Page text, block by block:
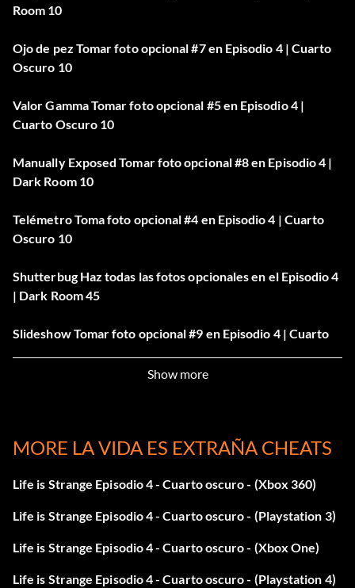
Room 10
Ojo de pez Tomar foto opcional #7 en Episodio 4 | Cuarto
Oscuro 10
Valor Gamma Tomar foto opcional #5 en Episodio 4 |
Cuarto Oscuro 10
Manually Exposed Tomar foto opcional #8 en Episodio 4 |
Dark Room 10
Telémetro Toma foto opcional #4 en Episodio 4 | Cuarto
Oscuro 10
Shutterbug Haz todas las fotos opcionales en el Episodio 4
| Dark Room 45
Slideshow Tomar foto opcional #9 en Episodio 4 | Cuarto
Trípode Tomar foto opcional #10 en Episodio 4 | Cuarto
Show more
MORE LA VIDA ES EXTRAÑA CHEATS
Life is Strange Episodio 4 - Cuarto oscuro - (Xbox 360)
Life is Strange Episodio 4 - Cuarto oscuro - (Playstation 3)
Life is Strange Episodio 4 - Cuarto oscuro - (Xbox One)
Life is Strange Episodio 4 - Cuarto oscuro - (Playstation 4)